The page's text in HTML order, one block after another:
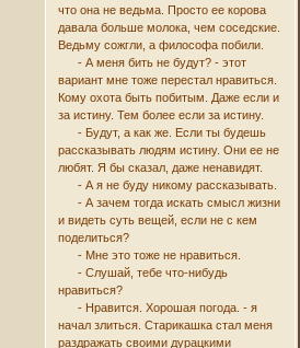
что она не ведьма. Просто ее корова
давала больше молока, чем соседские.
Ведьму сожгли, а философа побили.
- А меня бить не будут? - этот
вариант мне тоже перестал нравиться.
Кому охота быть побитым. Даже если и
за истину. Тем более если за истину.
- Будут, а как же. Если ты будешь
рассказывать людям истину. Они ее не
любят. Я бы сказал, даже ненавидят.
- А я не буду никому рассказывать.
- А зачем тогда искать смысл жизни
и видеть суть вещей, если не с кем
поделиться?
- Мне это тоже не нравиться.
- Слушай, тебе что-нибудь
нравиться?
- Нравится. Хорошая погода. - я
начал злиться. Старикашка стал меня
раздражать своими дурацкими